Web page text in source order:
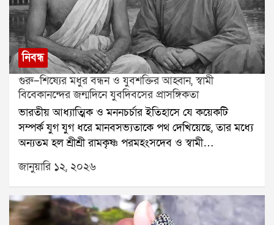
নিবন্ধ
গুরু–শিষ্যের মধুর বন্ধন ও যুবশক্তির আহ্বান, স্বামী
বিবেকানন্দের জন্মদিনে যুবদিবসের প্রাসঙ্গিকতা
ভারতীয় আধ্যাত্মিক ও মননচর্চার ইতিহাসে যে কয়েকটি
সম্পর্ক যুগ যুগ ধরে মানবসভ্যতাকে পথ দেখিয়েছে, তার মধ্যে
অন্যতম হল শ্রীশ্রী রামকৃষ্ণ পরমহংসদেব ও স্বামী
বিবেকানন্দের (তৎকালীন নরেন্দ্রনাথ দত্ত) মধুর গুরুশিষ্য
সম্পর্ক। এই সম্পর্ক কেবল আধ্যাত্মিক সাধনার মধ্যেই
সীমাবদ্ধ ছিল না; বরং তা মানবকল্যাণ, যুবসমাজের জাগরণ ও
জাতিগঠনের এক শক্তিশালী ভিত্তি নির্মাণ করেছিল।সংশয়ী
নরেন্দ্র থেকে অগ্নিপুরুষ বিবেকানন্দউনিশ শতকের কলকাতায়
জানুয়ারি ১২, ২০২৬